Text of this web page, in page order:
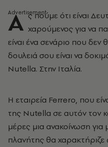
Α ς πούμε ότι είναι
χαρούμενος για να
είναι ένα σενάριο που
δουλειά σου είναι να
Nutella. Στην Ιταλία.
H εταιρεία Ferrero, που
της Nutella σε αυτόν τον
μέρες μια ανακοίνωση για
πλανήτης θα